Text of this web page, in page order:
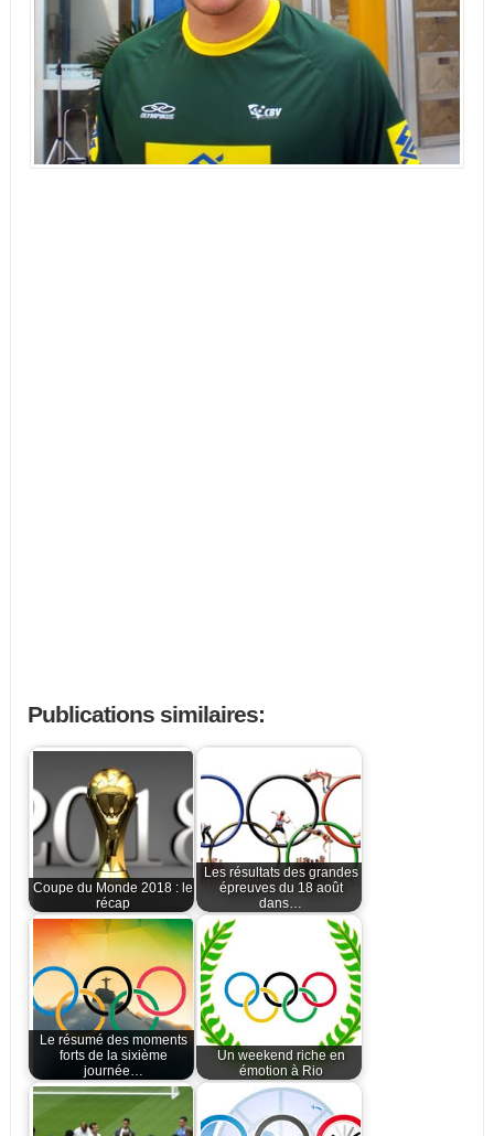
Publications similaires:
Coupe du Monde 2018 : le
récap
Les résultats des grandes
épreuves du 18 août
dans…
Le résumé des moments
forts de la sixième
journée…
Un weekend riche en
émotion à Rio